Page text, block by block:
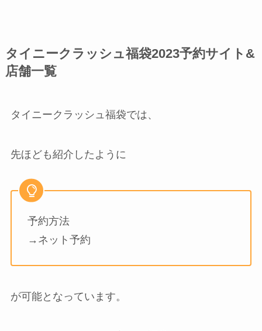
タイニークラッシュ福袋2023予約サイト&
店舗一覧
タイニークラッシュ福袋では、
先ほども紹介したように
予約方法
→ネット予約
が可能となっています。